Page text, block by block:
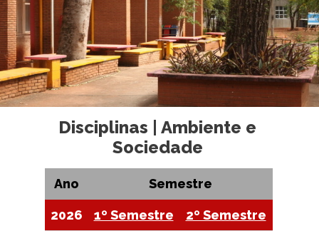
Disciplinas | Ambiente e
Sociedade
Ano Semestre
2026 1º Semestre 2º Semestre